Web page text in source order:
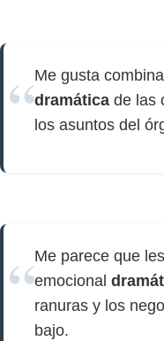
Me gusta
dramática de las
los asuntos del
Me parece que
emocional
ranuras y los
bajo.